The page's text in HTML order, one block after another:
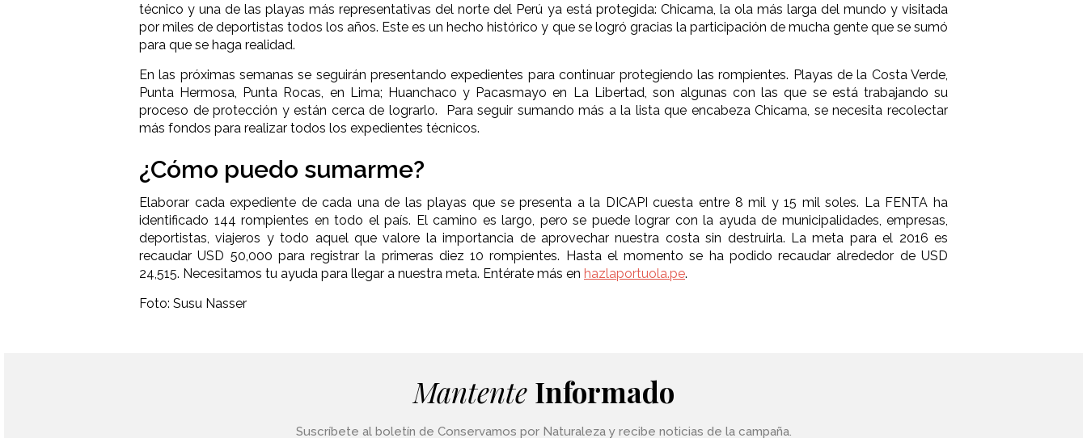
técnico y una de las playas más representativas del norte del Perú ya está protegida: Chicama, la ola más larga del mundo y visitada
por miles de deportistas todos los años. Este es un hecho histórico y que se logró gracias la participación de mucha gente que se sumó
para que se haga realidad.
En las próximas semanas se seguirán presentando expedientes para continuar protegiendo las rompientes. Playas de la Costa Verde,
Punta Hermosa, Punta Rocas, en Lima; Huanchaco y Pacasmayo en La Libertad, son algunas con las que se está trabajando su
proceso de protección y están cerca de lograrlo. Para seguir sumando más a la lista que encabeza Chicama, se necesita recolectar
más fondos para realizar todos los expedientes técnicos.
¿Cómo puedo sumarme?
Elaborar cada expediente de cada una de las playas que se presenta a la DICAPI cuesta entre 8 mil y 15 mil soles. La FENTA ha
identificado 144 rompientes en todo el país. El camino es largo, pero se puede lograr con la ayuda de municipalidades, empresas,
deportistas, viajeros y todo aquel que valore la importancia de aprovechar nuestra costa sin destruirla. La meta para el 2016 es
recaudar USD 50,000 para registrar la primeras diez 10 rompientes. Hasta el momento se ha podido recaudar alrededor de USD
24,515. Necesitamos tu ayuda para llegar a nuestra meta. Entérate más en hazlaportuola.pe.
Foto: Susu Nasser
Mantente Informado
Suscríbete al boletín de Conservamos por Naturaleza y recibe noticias de la campaña.